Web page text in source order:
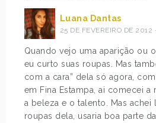
Luana Dantas
25 DE FEVEREIRO DE 2012
Quando vejo uma aparição ou
eu curto suas roupas. Mas
com a cara” dela só agora,
em Fina Estampa, ai comecei a
a beleza e o talento. Mas achei
roupas dela, usaria boa parte